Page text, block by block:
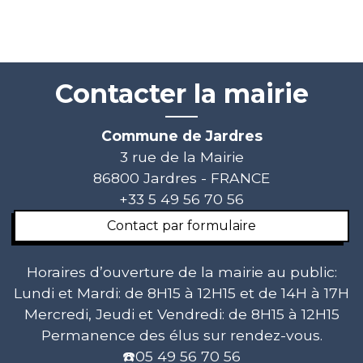
Contacter la mairie
Commune de Jardres
3 rue de la Mairie
86800 Jardres - FRANCE
+33 5 49 56 70 56
Contact par formulaire
Horaires d’ouverture de la mairie au public:
Lundi et Mardi: de 8H15 à 12H15 et de 14H à 17H
Mercredi, Jeudi et Vendredi: de 8H15 à 12H15
Permanence des élus sur rendez-vous.
☎️05 49 56 70 56